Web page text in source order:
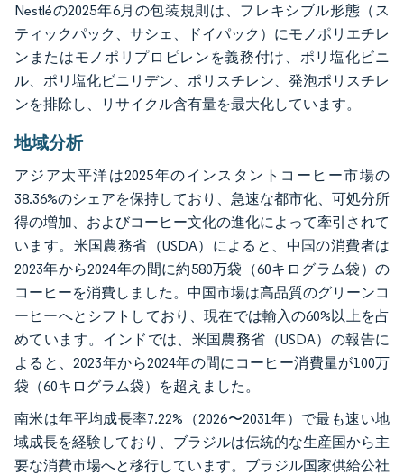
Nestléの2025年6月の包装規則は、フレキシブル形態（ス
ティックパック、サシェ、ドイパック）にモノポリエチレ
ンまたはモノポリプロピレンを義務付け、ポリ塩化ビニ
ル、ポリ塩化ビニリデン、ポリスチレン、発泡ポリスチレ
ンを排除し、リサイクル含有量を最大化しています。
地域分析
アジア太平洋は2025年のインスタントコーヒー市場の
38.36%のシェアを保持しており、急速な都市化、可処分所
得の増加、およびコーヒー文化の進化によって牽引されて
います。米国農務省（USDA）によると、中国の消費者は
2023年から2024年の間に約580万袋（60キログラム袋）の
コーヒーを消費しました。中国市場は高品質のグリーンコ
ーヒーへとシフトしており、現在では輸入の60%以上を占
めています。インドでは、米国農務省（USDA）の報告に
よると、2023年から2024年の間にコーヒー消費量が100万
袋（60キログラム袋）を超えました。
南米は年平均成長率7.22%（2026〜2031年）で最も速い地
域成長を経験しており、ブラジルは伝統的な生産国から主
要な消費市場へと移行しています。ブラジル国家供給公社